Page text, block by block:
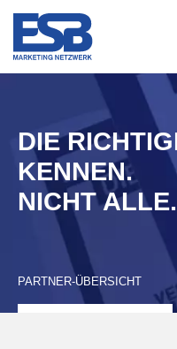
DIE
KENNEN.
NICHT ALLE.
PARTNER-ÜBERSICHT